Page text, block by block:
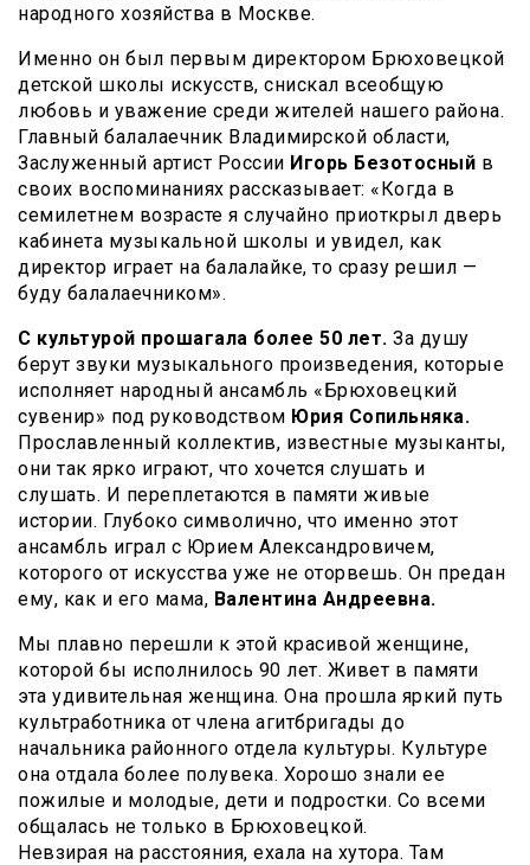
народного хозяйства в Москве.
Именно он был первым директором Брюховецкой
детской школы искусств, снискал всеобщую
любовь и уважение среди жителей нашего района.
Главный балалаечник Владимирской области,
Заслуженный артист России Игорь Безотосный в
своих воспоминаниях рассказывает: «Когда в
семилетнем возрасте я случайно приоткрыл дверь
кабинета музыкальной школы и увидел, как
директор играет на балалайке, то сразу решил —
буду балалаечником».
С культурой прошагала более 50 лет. За душу
берут звуки музыкального произведения, которые
исполняет народный ансамбль «Брюховецкий
сувенир» под руководством Юрия Сопильняка.
Прославленный коллектив, известные музыканты,
они так ярко играют, что хочется слушать и
слушать. И переплетаются в памяти живые
истории. Глубоко символично, что именно этот
ансамбль играл с Юрием Александровичем,
которого от искусства уже не оторвешь. Он предан
ему, как и его мама, Валентина Андреевна.
Мы плавно перешли к этой красивой женщине,
которой бы исполнилось 90 лет. Живет в памяти
эта удивительная женщина. Она прошла яркий путь
культработника от члена агитбригады до
начальника районного отдела культуры. Культуре
она отдала более полувека. Хорошо знали ее
пожилые и молодые, дети и подростки. Со всеми
общалась не только в Брюховецкой.
Невзирая на расстояния, ехала на хутора. Там